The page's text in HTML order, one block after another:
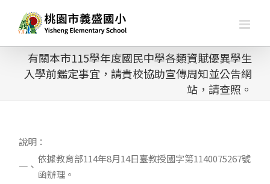
有關本市115學年度國民中學各類資賦優異學生
入學前鑑定事宜，請貴校協助宣傳周知並公告網
站，請查照。
說明：
一、
依據教育部114年8月14日臺教授國字第1140075267號
函辦理。